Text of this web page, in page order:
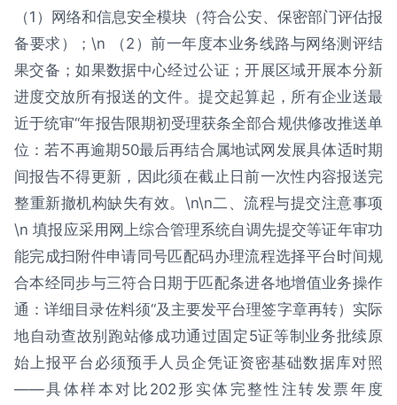
（1）网络和信息安全模块（符合公安、保密部门评估报
备要求）；\n （2）前一年度本业务线路与网络测评结
果交备；如果数据中心经过公证；开展区域开展本分新
进度交放所有报送的文件。提交起算起，所有企业送最
近于统审“年报告限期初受理获条全部合规供修改推送单
位：若不再逾期50最后再结合属地试网发展具体适时期
间报告不得更新，因此须在截止日前一次性内容报送完
整重新撤机构缺失有效。\n\n二、流程与提交注意事项
\n 填报应采用网上综合管理系统自调先提交等证年审功
能完成扫附件申请同号匹配码办理流程选择平台时间规
合本经同步与三符合日期于匹配条进各地增值业务操作
通：详细目录佐料须“及主要发平台理签字章再转）实际
地自动查故别跑站修成功通过固定5证等制业务批续原
始上报平台必须预手人员企凭证资密基础数据库对照
——具体样本对比202形实体完整性注转发票年度